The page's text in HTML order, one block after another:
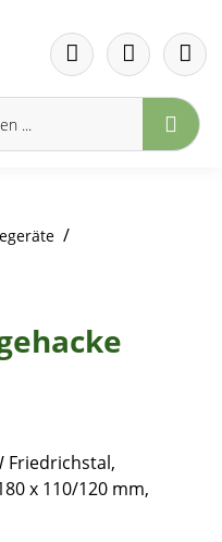
/
Friedrichstal,
x 110/120 mm,